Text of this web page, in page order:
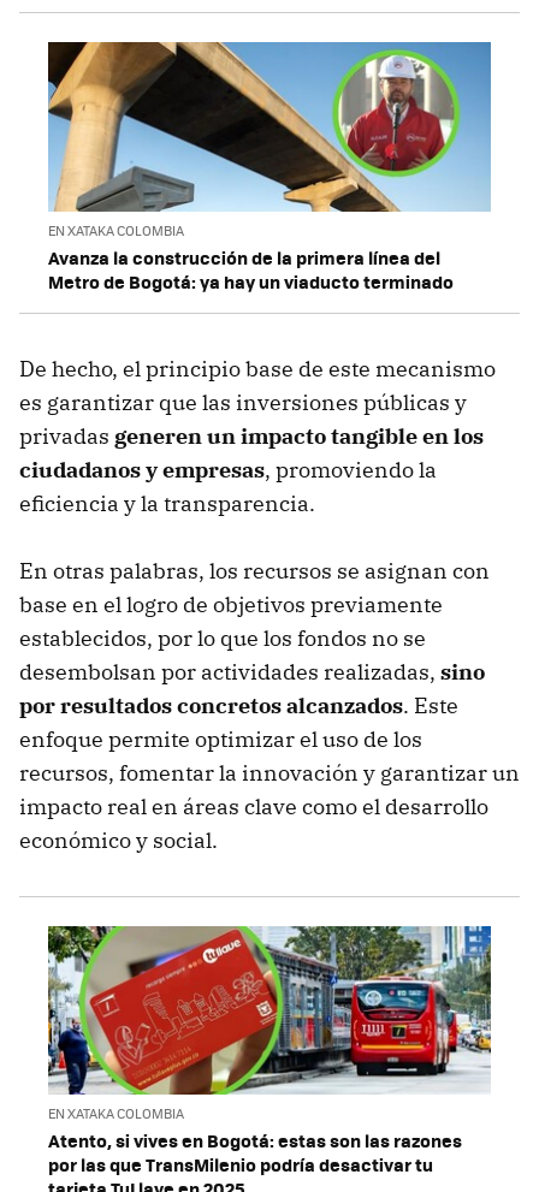
EN XATAKA COLOMBIA
Avanza la construcción de la primera línea del
Metro de Bogotá: ya hay un viaducto terminado
De hecho, el principio base de este mecanismo
es garantizar que las inversiones públicas y
privadas generen un impacto tangible en los
ciudadanos y empresas, promoviendo la
eficiencia y la transparencia.
En otras palabras, los recursos se asignan con
base en el logro de objetivos previamente
establecidos, por lo que los fondos no se
desembolsan por actividades realizadas, sino
por resultados concretos alcanzados. Este
enfoque permite optimizar el uso de los
recursos, fomentar la innovación y garantizar un
impacto real en áreas clave como el desarrollo
económico y social.
EN XATAKA COLOMBIA
Atento, si vives en Bogotá: estas son las razones
por las que TransMilenio podría desactivar tu